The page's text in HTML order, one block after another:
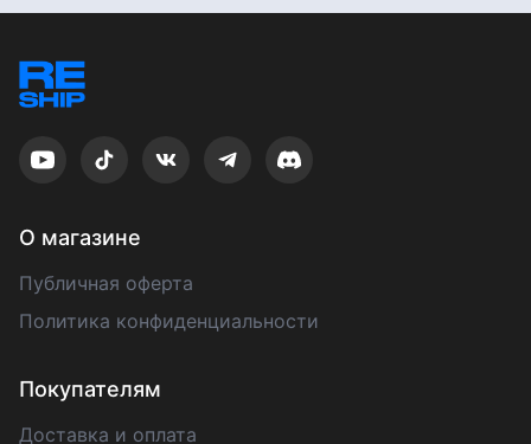
О магазине
Публичная оферта
Политика конфиденциальности
Покупателям
Доставка и оплата